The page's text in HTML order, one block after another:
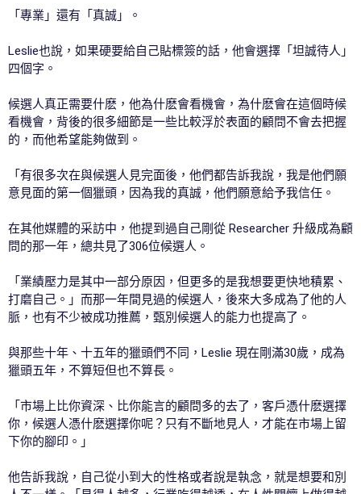
「專業」還有「真誠」。
Leslie也說，如果硬要給自己貼標簽的話，他會選擇「坦誠待人」
四個字。
候選人真正需要什麽，他為什麽會看機會，為什麽會在這個時候
看機會，背後的很多細節是一些比較浮於表面的顧問不會去把握
的，而他希望能夠做到。
「有很多次在與候選人見完面後，他們都告訴我說，我是他們願
意見面的第一個獵頭，因為我的真誠，他們願意給予我信任。
在其他媒體的采訪中，他提到過自己剛從 Researcher 升級成為顧
問的那一年，總共見了306位候選人。
「業績壓力是其中一部分原因，但更多的是我想要更快地積累、
打磨自己。」而那一年間見過的候選人，後來大多成為了他的人
脈，也有不少被成功推薦，甄別候選人的能力也提高了。
與那些十年、十五年的獵頭們不同，Leslie 現在剛滿30歲，成為
獵頭五年，不算短但也不算長。
「市場上比你資深、比你能言的顧問多的去了，客戶憑什麽選擇
你，候選人憑什麽選擇你呢？只有不斷地見人，才能在市場上留
下你的腳印。」
他告訴我說，自己從小到大的性格或者說是執念，就是想要和別